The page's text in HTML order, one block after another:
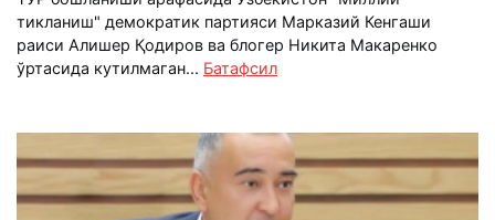
тикланиш" демократик партияси Марказий Кенгаши
раиси Алишер Қодиров ва блогер Никита Макаренко
ўртасида кутилмаган... Батафсил